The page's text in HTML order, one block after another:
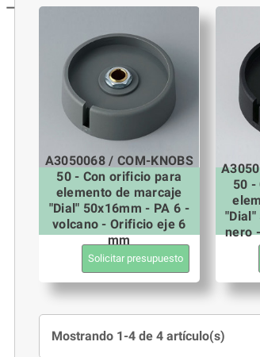

A3050068 / COM-KNOBS
50 - Con orificio para
elemento de marcaje
"Dial" 50x16mm - PA 6 -
volcano - Orificio eje 6
mm
Solicitar presupuesto
50 -
"Dial"
nero
Mostrando 1-4 de 4 artículo(s)